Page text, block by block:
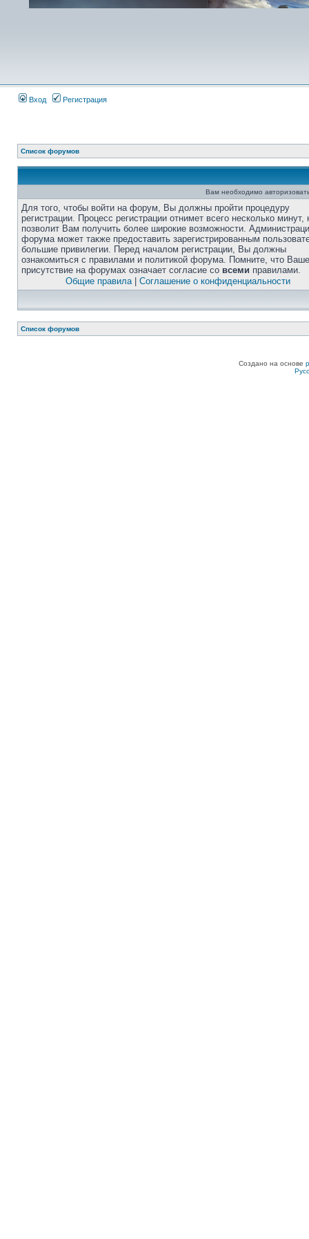
Вход Регистрация
Список форумов
Вам необходимо
Для того, чтобы войти на форум, Вы должны пройти процедуру
регистрации. Процесс регистрации отнимет всего несколько минут,
позволит Вам получить более широкие возможности.
форума может также предоставить зарегистрированным
большие привилегии. Перед началом регистрации, Вы должны
ознакомиться с правилами и политикой форума. Помните, что Ваше
присутствие на форумах означает согласие со всеми правилами.
Общие правила| Соглашение о конфиденциальности
Список форумов
Создано на основе